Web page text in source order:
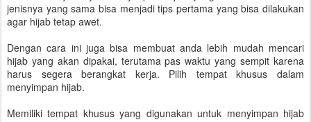
jenisnya yang sama bisa menjadi tips pertama yang bisa dilakukan
agar hijab tetap awet.
Dengan cara ini juga bisa membuat anda lebih mudah mencari
hijab yang akan dipakai, terutama pas waktu yang sempit karena
harus segera berangkat kerja. Pilih tempat khusus dalam
menyimpan hijab.
Memiliki tempat khusus yang digunakan untuk menyimpan hijab